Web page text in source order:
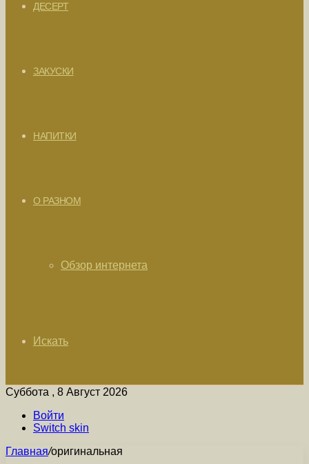
ДЕСЕРТ
ЗАКУСКИ
НАПИТКИ
О РАЗНОМ
Обзор интернета
Искать
Суббота , 8 Август 2026
Войти
Switch skin
Главная/оригинальная